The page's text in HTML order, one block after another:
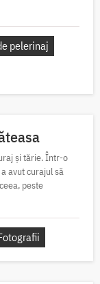
pelerinaj
și tărie. Într-o
avut curajul să
peste